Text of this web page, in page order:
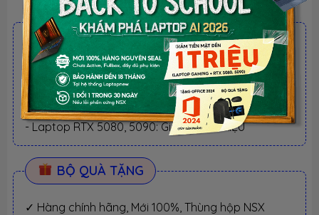
ƯU ĐÃI TỐT NHẤT TRONG NĂM
BACK TO SCHOOL 2026.Xem chi tiết
- Laptop văn phòng. Giảm TM 300K
- Laptop Business. Giảm TM 500K
- Laptop RTX 5080, 5090: Giảm TM 1 TRIỆU
BỘ QUÀ TẶNG
✓ Hàng chính hãng, Mới 100%, Thùng hộp NSX